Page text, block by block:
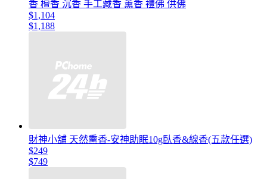
香 檀香 沉香 手工藏香 薰香 禮佛 供佛
$1,104
$1,188
財神小舖 天然熏香-安神助眠10g臥香&線香(五款任選)
$249
$749